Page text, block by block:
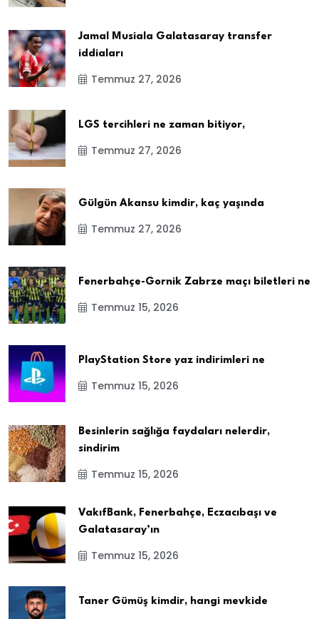
Jamal Musiala Galatasaray transfer
iddiaları
Temmuz 27, 2026
LGS tercihleri ne zaman bitiyor,
Temmuz 27, 2026
Gülgün Akansu kimdir, kaç yaşında
Temmuz 27, 2026
Fenerbahçe-Gornik Zabrze maçı biletleri ne
Temmuz 15, 2026
PlayStation Store yaz indirimleri ne
Temmuz 15, 2026
Besinlerin sağlığa faydaları nelerdir,
sindirim
Temmuz 15, 2026
VakıfBank, Fenerbahçe, Eczacıbaşı ve
Galatasaray’ın
Temmuz 15, 2026
Taner Gümüş kimdir, hangi mevkide